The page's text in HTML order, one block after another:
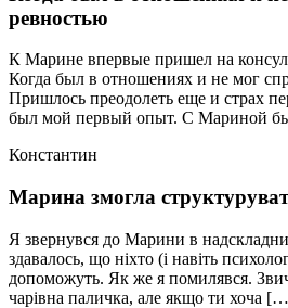
ревностью
К Марине впервые пришел на
Когда был в отношениях и не мог
Пришлось преодолеть еще и страх
был мой первый опыт. С Мариной
Константин
Марина змогла
Я звернувся до Марини в
здавалось, що ніхто (і навіть
допоможуть. Як же я помилявся.
чарівна паличка, але якщо ти хоча